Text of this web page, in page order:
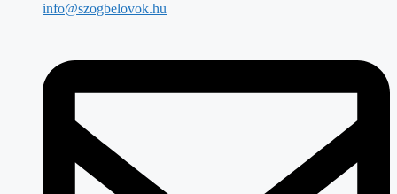
info@szogbelovok.hu